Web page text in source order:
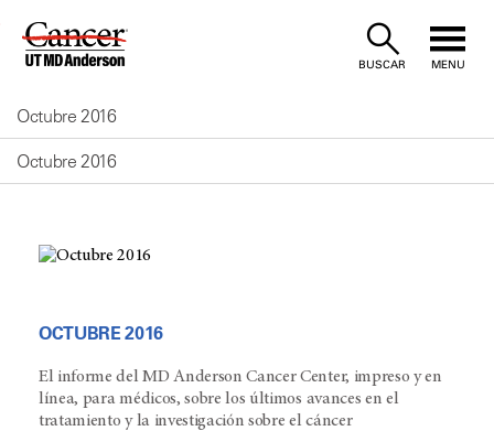
Skip
Content
BUSCAR MENU
Octubre 2016
Octubre 2016
OCTUBRE 2016
El informe del MD Anderson Cancer Center, impreso y en
línea, para médicos, sobre los últimos avances en el
tratamiento y la investigación sobre el cáncer